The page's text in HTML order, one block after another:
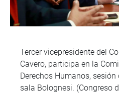
Tercer vicepresidente del
Cavero, participa en la
Derechos Humanos,
sala Bolognesi. (Congreso